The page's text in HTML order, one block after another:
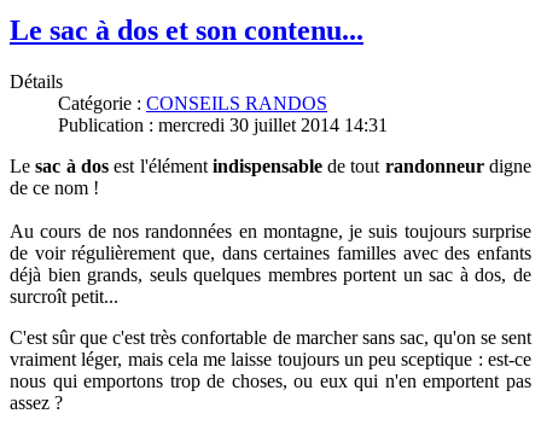
Le sac à dos et son contenu...
Détails
Catégorie : CONSEILS RANDOS
Publication : mercredi 30 juillet 2014 14:31
Lesac à dosest l'élémentindispensablede tout randonneurdigne
de ce nom !
Au cours de nos randonnées en montagne, je suis toujours surprise
de voir régulièrement que, dans certaines familles avec des enfants
déjà bien grands, seuls quelques membres portent un sac à dos, de
surcroît petit...
C'est sûr que c'est très confortable de marcher sans sac, qu'on se sent
vraiment léger, mais cela me laisse toujours un peu sceptique : est-ce
nous qui emportons trop de choses, ou eux qui n'en emportent pas
assez ?